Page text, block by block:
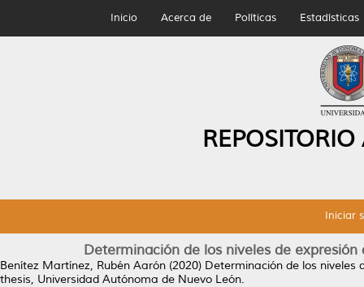
Inicio Acerca de Políticas Estadísticas
Iniciar
Determinación de los niveles de
Benítez Martínez, Rubén Aarón (2020) Determinación de los niveles
thesis, Universidad Autónoma de Nuevo León.